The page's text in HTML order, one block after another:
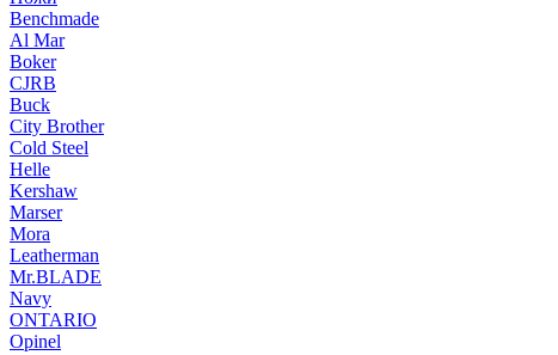
Benchmade
Al Mar
Boker
CJRB
Buck
City Brother
Cold Steel
Helle
Kershaw
Marser
Mora
Leatherman
Mr.BLADE
Navy
ONTARIO
Opinel